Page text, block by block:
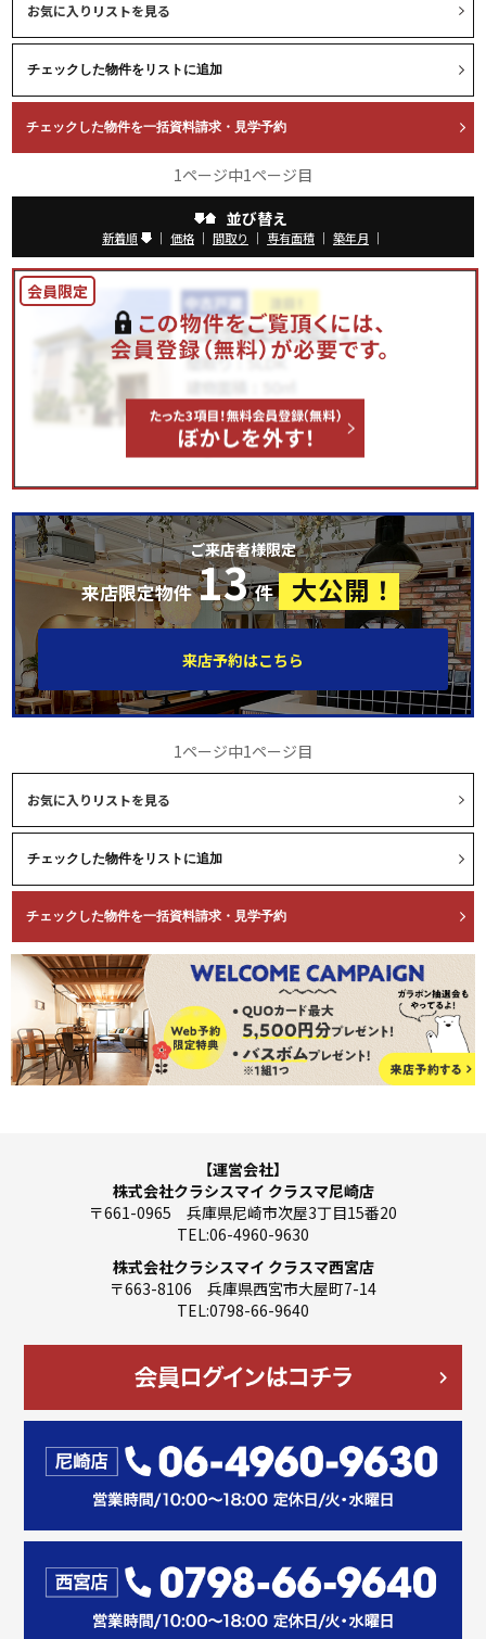
お気に入りリストを見る
1ページ中1ページ目
並び替え
新着順 ｜ 価格 ｜ 間取り ｜ 専有面積 ｜ 築年月 ｜
ご来店者様限定
来店限定物件 13 件 大公開！
来店予約はこちら
1ページ中1ページ目
お気に入りリストを見る
【運営会社】
株式会社クラシスマイ クラスマ尼崎店
〒661-0965 兵庫県尼崎市次屋3丁目15番20
TEL:06-4960-9630
株式会社クラシスマイ クラスマ西宮店
〒663-8106 兵庫県西宮市大屋町7-14
TEL:0798-66-9640